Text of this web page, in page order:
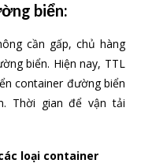
biển:
cần gấp, chủ hàng
biển. Hiện nay, TTL
container đường biển
Thời gian để vận tải
loại container